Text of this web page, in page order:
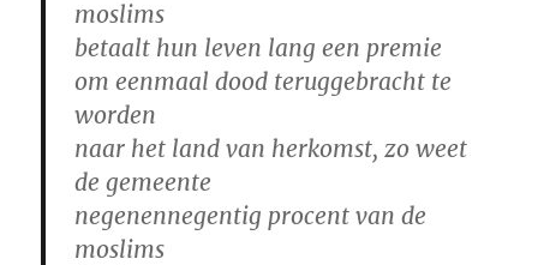
moslims
betaalt hun leven lang een premie
om eenmaal dood teruggebracht te
worden
naar het land van herkomst, zo weet
de gemeente
negenennegentig procent van de
moslims